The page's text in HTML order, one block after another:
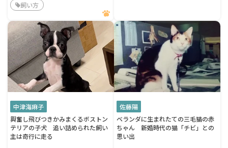
飼い方
中津海麻子
興奮し飛びつきかみまくるボストン
テリアの子犬 追い詰められた飼い
主は奇行に走る
佐藤陽
ベランダに生まれたての三毛猫の赤
ちゃん 新婚時代の猫「チビ」との
思い出